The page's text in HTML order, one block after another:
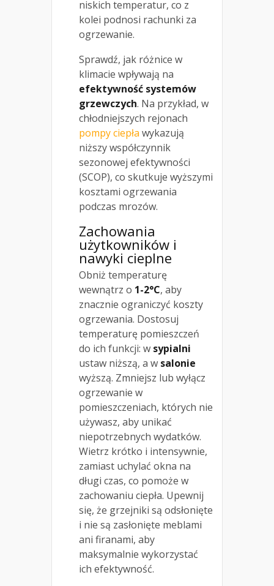
niskich temperatur, co z
kolei podnosi rachunki za
ogrzewanie.
Sprawdź, jak różnice w
klimacie wpływają na
efektywność systemów
grzewczych. Na przykład, w
chłodniejszych rejonach
pompy ciepła wykazują
niższy współczynnik
sezonowej efektywności
(SCOP), co skutkuje wyższymi
kosztami ogrzewania
podczas mrozów.
Zachowania
użytkowników i
nawyki cieplne
Obniż temperaturę
wewnątrz o 1-2°C, aby
znacznie ograniczyć koszty
ogrzewania. Dostosuj
temperaturę pomieszczeń
do ich funkcji: w sypialni
ustaw niższą, a w salonie
wyższą. Zmniejsz lub wyłącz
ogrzewanie w
pomieszczeniach, których nie
używasz, aby unikać
niepotrzebnych wydatków.
Wietrz krótko i intensywnie,
zamiast uchylać okna na
długi czas, co pomoże w
zachowaniu ciepła. Upewnij
się, że grzejniki są odsłonięte
i nie są zasłonięte meblami
ani firanami, aby
maksymalnie wykorzystać
ich efektywność.